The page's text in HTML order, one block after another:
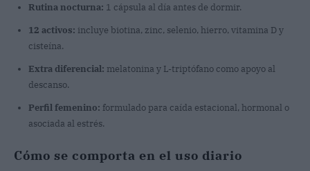
Rutina nocturna: 1 cápsula al día antes de dormir.
12 activos: incluye biotina, zinc, selenio, hierro, vitamina D y
cisteína.
Extra diferencial: melatonina y L-triptófano como apoyo al
descanso.
Perfil femenino: formulado para caída estacional, hormonal o
asociada al estrés.
Cómo se comporta en el uso diario